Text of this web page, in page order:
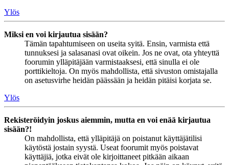
Ylös
Miksi en voi kirjautua sisään?
Tämän tapahtumiseen on useita syitä. Ensin, varmista että
tunnuksesi ja salasanasi ovat oikein. Jos ne ovat, ota yhteyttä
foorumin ylläpitäjään varmistaaksesi, että sinulla ei ole
porttikieltoja. On myös mahdollista, että sivuston omistajalla
on asetusvirhe heidän päässään ja heidän pitäisi korjata se.
Ylös
Rekisteröidyin joskus aiemmin, mutta en voi enää kirjautua
sisään?!
On mahdollista, että ylläpitäjä on poistanut käyttäjätilisi
käytöstä jostain syystä. Useat foorumit myös poistavat
käyttäjiä, jotka eivät ole kirjoittaneet pitkään aikaan